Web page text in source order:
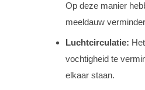
Op deze manier
meeldauw
Luchtcirculatie:
vochtigheid te
elkaar staan.